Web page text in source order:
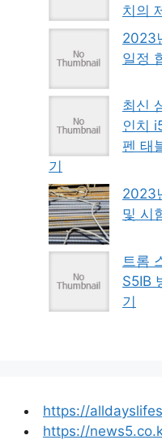
치의
2023
일정
최신
인치
펜 태
기
2023
및 시
트롬
S5IB
기
https://
https://